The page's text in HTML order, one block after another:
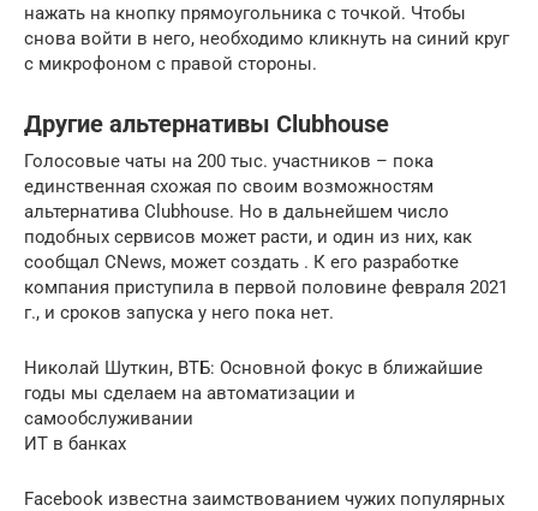
нажать на кнопку прямоугольника с точкой. Чтобы
снова войти в него, необходимо кликнуть на синий круг
с микрофоном с правой стороны.
Другие альтернативы Clubhouse
Голосовые чаты на 200 тыс. участников – пока
единственная схожая по своим возможностям
альтернатива Clubhouse. Но в дальнейшем число
подобных сервисов может расти, и один из них, как
сообщал CNews, может создать . К его разработке
компания приступила в первой половине февраля 2021
г., и сроков запуска у него пока нет.
Николай Шуткин, ВТБ: Основной фокус в ближайшие
годы мы сделаем на автоматизации и
самообслуживании
ИТ в банках
Facebook известна заимствованием чужих популярных